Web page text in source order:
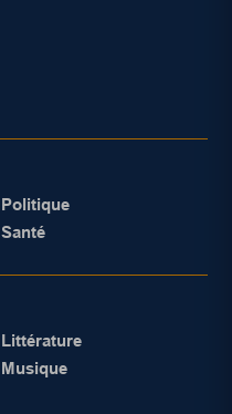
Politique
Santé
Littérature
Musique